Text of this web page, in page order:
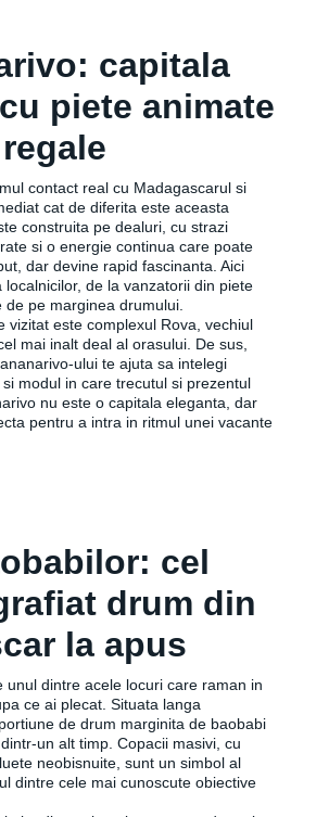
capitala
piete animate
contact real cu Madagascarul si
cat de diferita este aceasta
construita pe dealuri, cu strazi
si o energie continua care poate
dar devine rapid fascinanta. Aici
localnicilor, de la vanzatorii din piete
pe marginea drumului.
vizitat este complexul Rova, vechiul
mai inalt deal al orasului. De sus,
ului te ajuta sa intelegi
modul in care trecutul si prezentul
nu este o capitala eleganta, dar
pentru a intra in ritmul unei vacante
cel
drum din
la apus
unul dintre acele locuri care raman in
ce ai plecat. Situata langa
de drum marginita de baobabi
un alt timp. Copacii masivi, cu
neobisnuite, sunt un simbol al
dintre cele mai cunoscute obiective